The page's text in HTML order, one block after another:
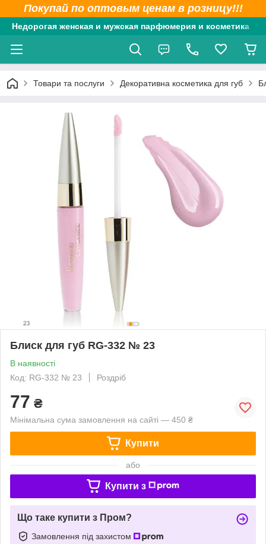
Покупай по оптовым ценам в розницу!!!
Недорогая женская и мужская парфюмерия и косметика
Товари та послуги Декоративна косметика для губ
Блиск для губ RG-332 № 23
В наявності
Код: RG-332 № 23
Роздріб
77 ₴
Мінімальна сума замовлення на сайті — 450 ₴
Купити
або
Купити з
Що таке купити з Пром?
Замовлення під захистом